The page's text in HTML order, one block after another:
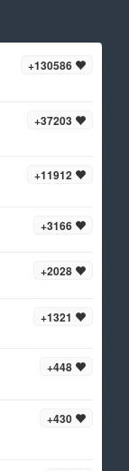
+130586
+37203
+11912
+3166
+2028
+1321
+448
+430